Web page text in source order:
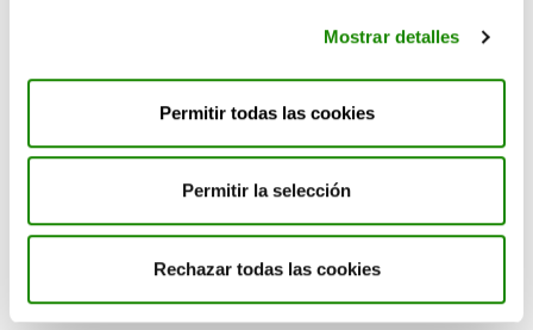
Mostrar detalles
Permitir todas las cookies
Permitir la selección
Rechazar todas las cookies
que más personas se hagan eco del problema.
Proyectos y estrategias de
conservación
existen una serie de proyectos y estrategias de
conservación que están contribuyendo a la restauración
del Mar Menor.